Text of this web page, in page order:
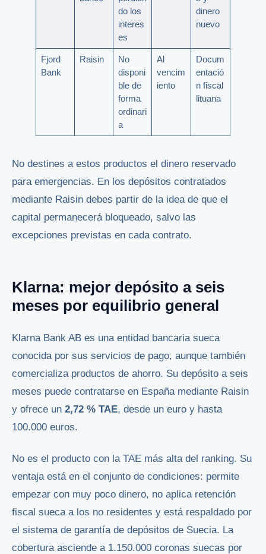
do los
interes
es
dinero
nuevo
Fjord
Bank
Raisin
No
disponi
ble de
forma
ordinari
a
Al
vencim
iento
Docum
entació
n fiscal
lituana
No destines a estos productos el dinero reservado
para emergencias. En los depósitos contratados
mediante Raisin debes partir de la idea de que el
capital permanecerá bloqueado, salvo las
excepciones previstas en cada contrato.
Klarna: mejor depósito a seis
meses por equilibrio general
Klarna Bank AB es una entidad bancaria sueca
conocida por sus servicios de pago, aunque también
comercializa productos de ahorro. Su depósito a seis
meses puede contratarse en España mediante Raisin
y ofrece un 2,72 % TAE, desde un euro y hasta
100.000 euros.
No es el producto con la TAE más alta del ranking. Su
ventaja está en el conjunto de condiciones: permite
empezar con muy poco dinero, no aplica retención
fiscal sueca a los no residentes y está respaldado por
el sistema de garantía de depósitos de Suecia. La
cobertura asciende a 1.150.000 coronas suecas por